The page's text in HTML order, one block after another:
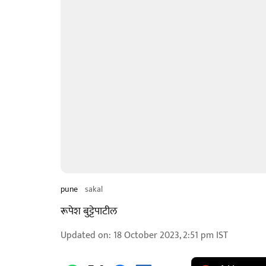
pune sakal
रूपेश बुट्टेपाटील
Updated on: 18 October 2023, 2:51 pm IST